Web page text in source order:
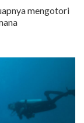
mengotori